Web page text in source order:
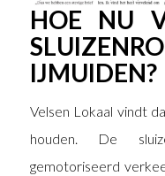
HOE NU
IJMUIDEN?
Velsen Lokaal vindt
houden. De
gemotoriseerd